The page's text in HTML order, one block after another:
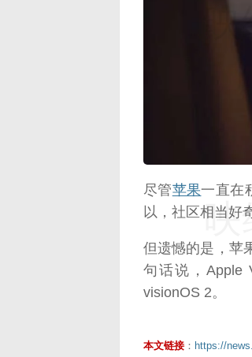
尽管苹果一直在
以，社区相当好
但遗憾的是，苹
句话说，Apple
visionOS 2。
映
本文链接 ： https://